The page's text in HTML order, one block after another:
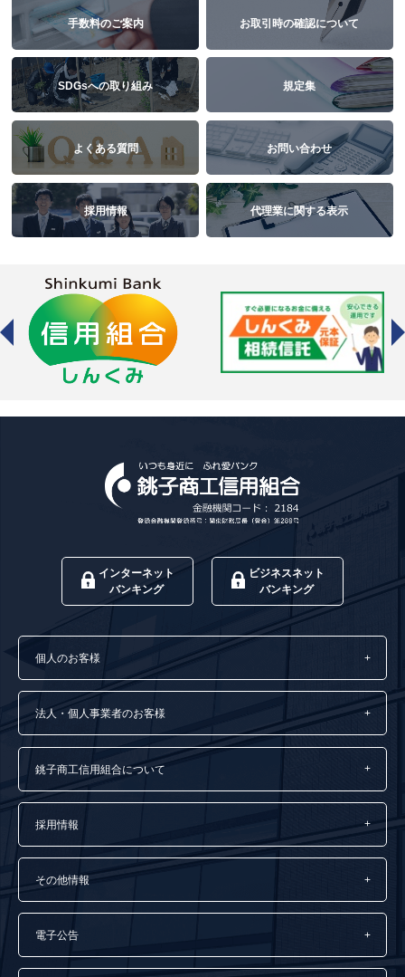
手数料のご案内 お取引時の確認について
SDGsへの取り組み 規定集
よくある質問 お問い合わせ
採用情報 代理業に関する表示
インターネット
バンキング
ビジネスネット
バンキング
個人のお客様
法人・個人事業者のお客様
銚子商工信用組合について
採用情報
その他情報
電子公告